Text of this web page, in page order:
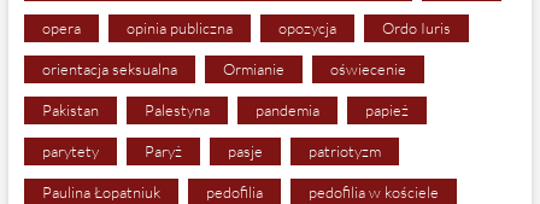
opera opinia publiczna opozycja Ordo Iuris
orientacja seksualna Ormianie oświecenie
Pakistan Palestyna pandemia papież
parytety Paryż pasje patriotyzm
Paulina Łopatniuk pedofilia pedofilia w kościele